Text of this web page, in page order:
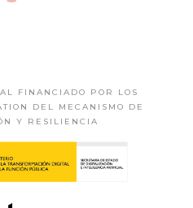
FINANCIADO POR LOS
DEL MECANISMO DE
Y RESILIENCIA